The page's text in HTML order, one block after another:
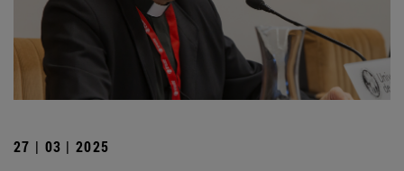
27 | 03 | 2025